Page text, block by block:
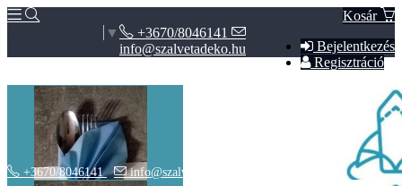
Kosár
Bejelentkezés
Regisztráció
▼
+3670/8046141
info@szalvetadeko.hu
+3670/8046141 info@szalvetadeko.hu